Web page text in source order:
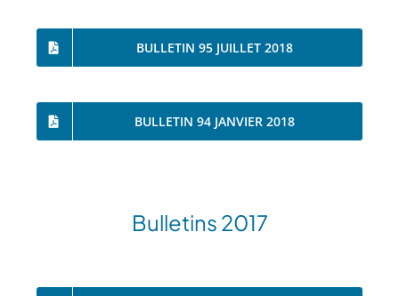
BULLETIN 95 JUILLET 2018
BULLETIN 94 JANVIER 2018
Bulletins 2017